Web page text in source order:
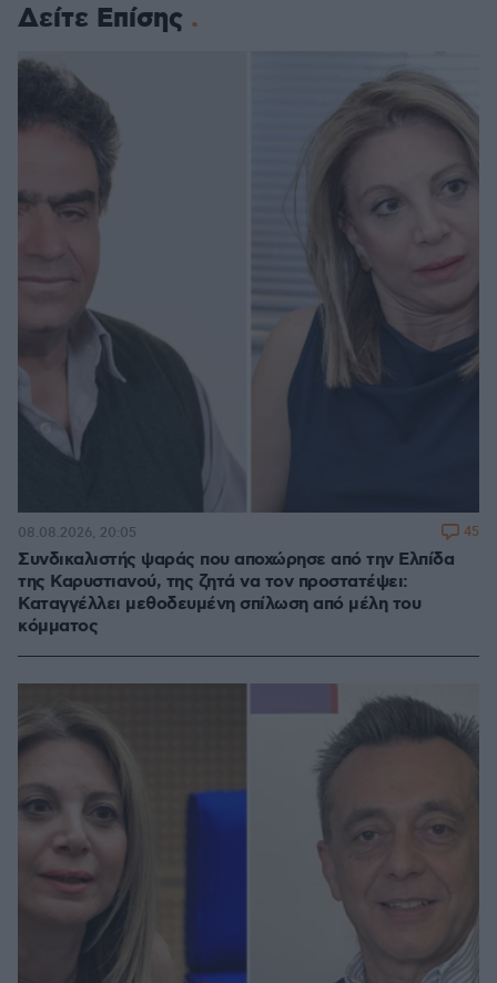
Δείτε Επίσης
Συνδικαλιστής ψαράς που αποχώρησε από την Ελπίδα
της Καρυστιανού, της ζητά να τον προστατέψει:
Καταγγέλλει μεθοδευμένη σπίλωση από μέλη του
κόμματος
08.08.2026, 20:05 45